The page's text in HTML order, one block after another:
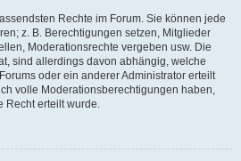
Rechte im Forum. Sie können jede
z. B. Berechtigungen setzen, Mitglieder
Moderationsrechte vergeben usw. Die
sind allerdings davon abhängig, welche
oder ein anderer Administrator erteilt
volle Moderationsberechtigungen haben,
Recht erteilt wurde.